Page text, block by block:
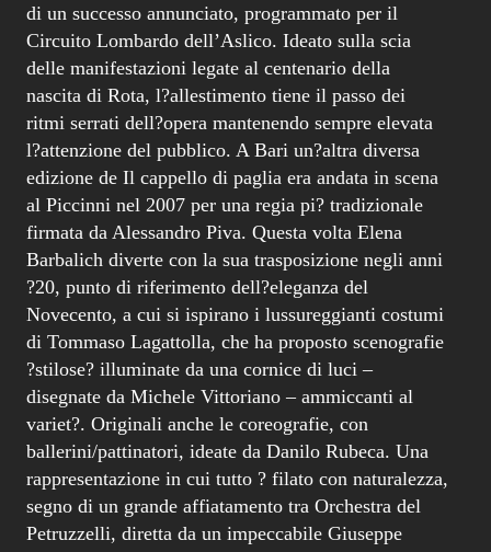
di un successo annunciato, programmato per il
Circuito Lombardo dell’Aslico. Ideato sulla scia
delle manifestazioni legate al centenario della
nascita di Rota, l?allestimento tiene il passo dei
ritmi serrati dell?opera mantenendo sempre elevata
l?attenzione del pubblico. A Bari un?altra diversa
edizione de Il cappello di paglia era andata in scena
al Piccinni nel 2007 per una regia pi? tradizionale
firmata da Alessandro Piva. Questa volta Elena
Barbalich diverte con la sua trasposizione negli anni
?20, punto di riferimento dell?eleganza del
Novecento, a cui si ispirano i lussureggianti costumi
di Tommaso Lagattolla, che ha proposto scenografie
?stilose? illuminate da una cornice di luci –
disegnate da Michele Vittoriano – ammiccanti al
variet?. Originali anche le coreografie, con
ballerini/pattinatori, ideate da Danilo Rubeca. Una
rappresentazione in cui tutto ? filato con naturalezza,
segno di un grande affiatamento tra Orchestra del
Petruzzelli, diretta da un impeccabile Giuseppe